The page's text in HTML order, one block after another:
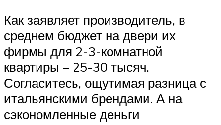
Как заявляет производитель, в
среднем бюджет на двери их
фирмы для 2-3-комнатной
квартиры – 25-30 тысяч.
Согласитесь, ощутимая разница с
итальянскими брендами. А на
сэкономленные деньги